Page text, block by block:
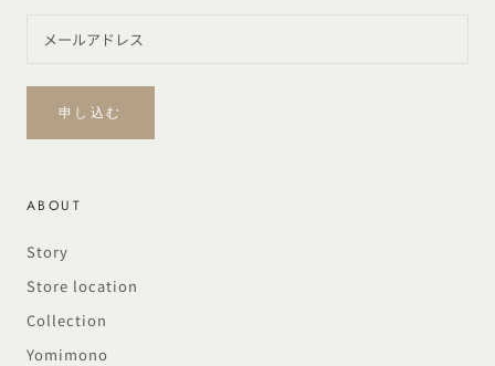
申し込む
ABOUT
Story
Store location
Collection
Yomimono